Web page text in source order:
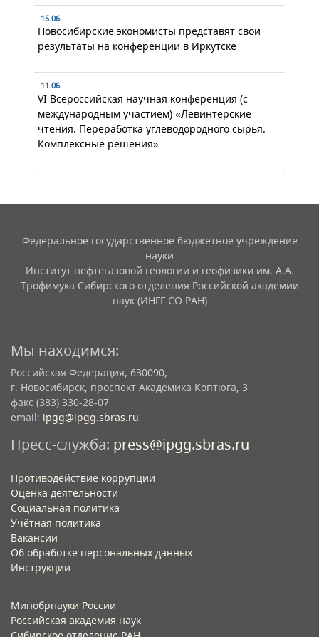
15.06
Новосибирские экономисты представят свои
результаты на конференции в Иркутске
11.06
VI Всероссийская научная конференция (с
международным участием) «Левинтерские
чтения. Переработка углеводородного сырья.
Комплексные решения»
Федеральное государственное бюджетное учреждение
науки
Институт нефтегазовой геологии и геофизики им. А.А.
Трофимука Сибирского отделения Российской академии
наук (ИНГГ СО РАН)
Мы находимся:
Российская Федерация, 630090,
г. Новосибирск, проспект Академика Коптюга, 3
факс (383) 330-28-07
email: ipgg@ipgg.sbras.ru
Пресс-служба: press@ipgg.sbras.ru
Противодействие коррупции
Оценка деятельности
Социальная политика
Учётная политика​
Вакансии​
Об обработке персональных данных​
Инструкции​
Минобрнауки России
Российская академия наук